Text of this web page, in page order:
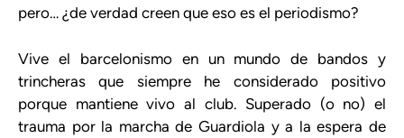
pero… ¿de verdad creen que eso es el periodismo?
Vive el barcelonismo en un mundo de bandos y
trincheras que siempre he considerado positivo
porque mantiene vivo al club. Superado (o no) el
trauma por la marcha de Guardiola y a la espera de